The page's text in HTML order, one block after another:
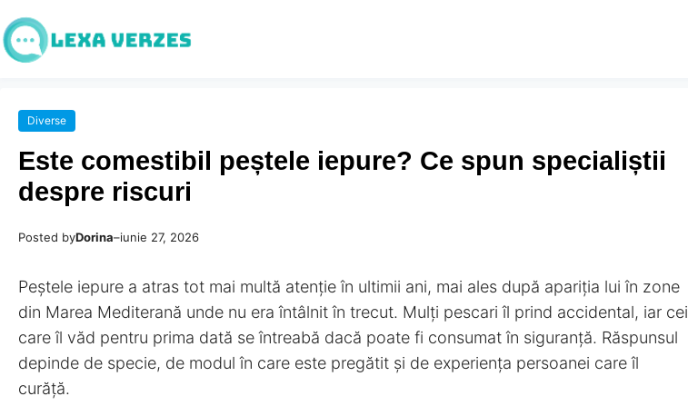
Diverse
Este comestibil peștele iepure? Ce spun specialiștii
despre riscuri
Posted byDorina–iunie 27, 2026
Peștele iepure a atras tot mai multă atenție în ultimii ani, mai ales după apariția lui în zone
din Marea Mediterană unde nu era întâlnit în trecut. Mulți pescari îl prind accidental, iar cei
care îl văd pentru prima dată se întreabă dacă poate fi consumat în siguranță. Răspunsul
depinde de specie, de modul în care este pregătit și de experiența persoanei care îl
curăță.